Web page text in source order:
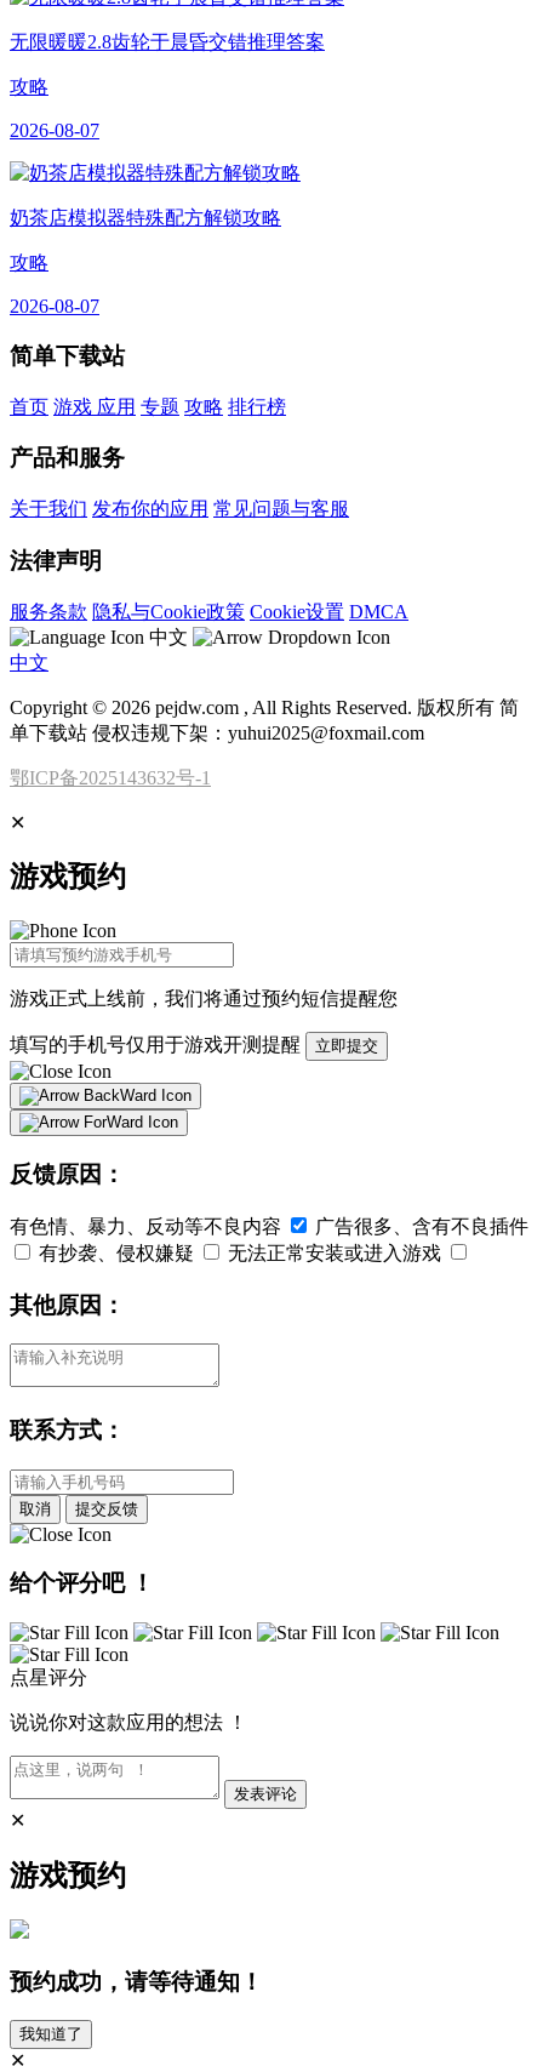
无限暖暖2.8齿轮于晨昏交错推理答案
攻略
2026-08-07
奶茶店模拟器特殊配方解锁攻略
攻略
2026-08-07
简单下载站
首页 游戏 应用 专题 攻略 排行榜
产品和服务
关于我们 发布你的应用 常见问题与客服
法律声明
服务条款 隐私与Cookie政策 Cookie设置 DMCA
中文
中文
Copyright © 2026 pejdw.com , All Rights Reserved. 版权所有 简
单下载站 侵权违规下架：yuhui2025@foxmail.com
鄂ICP备2025143632号-1
✕
游戏预约
游戏正式上线前，我们将通过预约短信提醒您
填写的手机号仅用于游戏开测提醒 立即提交
反馈原因：
有色情、暴力、反动等不良内容
广告很多、含有不良插件
有抄袭、侵权嫌疑
无法正常安装或进入游戏
其他原因：
联系方式：
取消 提交反馈
给个评分吧 ！
点星评分
说说你对这款应用的想法 ！
发表评论
✕
游戏预约
预约成功，请等待通知！
我知道了
✕